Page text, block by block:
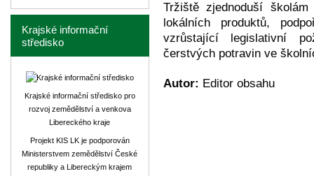
Tržiště zjednoduší
lokálních produktů,
vzrůstající legislativní
čerstvých potravin ve
Autor: Editor obsahu
Krajské informační
středisko
Krajské informační středisko pro
rozvoj zemědělství a venkova
Libereckého kraje
Projekt KIS LK je podporován
Ministerstvem zemědělství České
republiky a Libereckým krajem